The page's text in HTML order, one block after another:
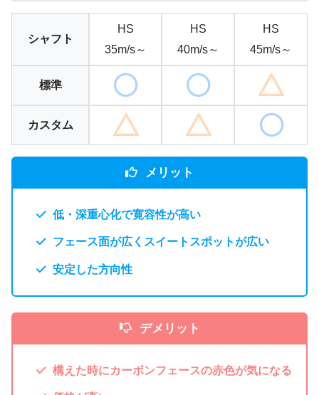
シャフト
HS
35m/s～
HS
40m/s～
HS
45m/s～
標準
カスタム
メリット
低・深重心化で寛容性が高い
フェース面が広くスイートスポットが広い
安定した方向性
デメリット
構えた時にカーボンフェースの赤色が気になる